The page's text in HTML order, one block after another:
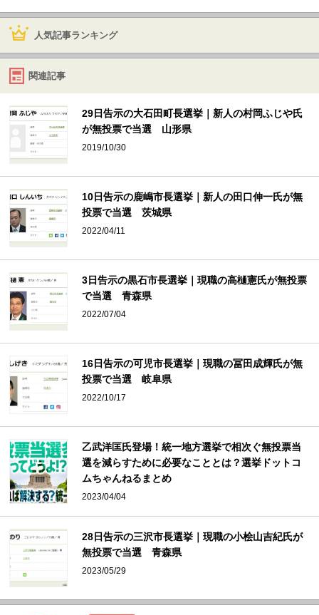
人気記事ランキング
関連記事
29日告示の大石田町長選挙｜新人の村岡ふじや氏
が無投票で当選 山形県
2019/10/30
10日告示の鹿嶋市長選挙｜新人の田口伸一氏が無
投票で当選 茨城県
2022/04/11
3日告示の黒石市長選挙｜現職の高樋憲氏が無投票
で当選 青森県
2022/07/04
16日告示の可児市長選挙｜現職の冨田成輝氏が無
投票で当選 岐阜県
2022/10/17
乙武洋匡氏登場！統一地方選挙で相次ぐ無投票当
選を減らすために必要なこととは？選挙ドットコ
ムちゃんねるまとめ
2023/04/04
28日告示の三沢市長選挙｜現職の小桧山吉紀氏が
無投票で当選 青森県
2023/05/29